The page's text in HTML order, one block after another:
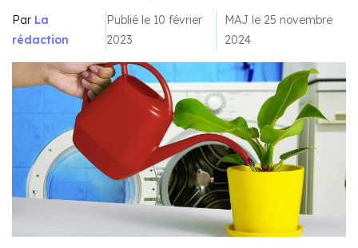
Par La
rédaction
Publié le 10 février
2023
MAJ le 25 novembre
2024